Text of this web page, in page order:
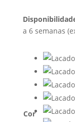
a 6 semanas
Cor